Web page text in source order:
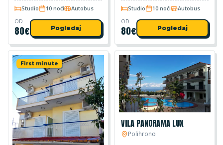
Studio 10 noći Autobus
OD
80€ Pogledaj
Studio 10 noći Autobus
OD
80€ Pogledaj
First minute
VILA PANORAMA LUX
Polihrono